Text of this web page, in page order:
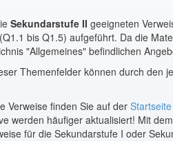
Sekundarstufe II geeigneten
(Q1.1 bis Q1.5) aufgeführt. Da die
"Allgemeines" befindlichen
Themenfelder können durch den
Verweise finden Sie auf der
werden häufiger aktualisiert! Mit
für die Sekundarstufe I oder